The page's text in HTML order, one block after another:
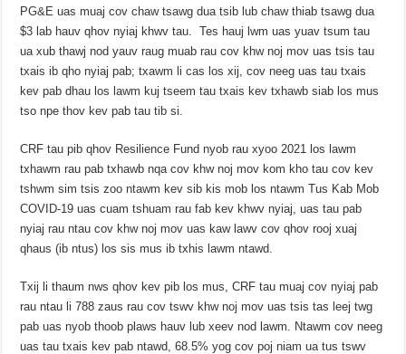
PG&E uas muaj cov chaw tsawg dua tsib lub chaw thiab tsawg dua
$3 lab hauv qhov nyiaj khwv tau. Tes hauj lwm uas yuav tsum tau
ua xub thawj nod yauv raug muab rau cov khw noj mov uas tsis tau
txais ib qho nyiaj pab; txawm li cas los xij, cov neeg uas tau txais
kev pab dhau los lawm kuj tseem tau txais kev txhawb siab los mus
tso npe thov kev pab tau tib si.
CRF tau pib qhov Resilience Fund nyob rau xyoo 2021 los lawm
txhawm rau pab txhawb nqa cov khw noj mov kom kho tau cov kev
tshwm sim tsis zoo ntawm kev sib kis mob los ntawm Tus Kab Mob
COVID-19 uas cuam tshuam rau fab kev khwv nyiaj, uas tau pab
nyiaj rau ntau cov khw noj mov uas kaw lawv cov qhov rooj xuaj
qhaus (ib ntus) los sis mus ib txhis lawm ntawd.
Txij li thaum nws qhov kev pib los mus, CRF tau muaj cov nyiaj pab
rau ntau li 788 zaus rau cov tswv khw noj mov uas tsis tas leej twg
pab uas nyob thoob plaws hauv lub xeev nod lawm. Ntawm cov neeg
uas tau txais kev pab ntawd, 68.5% yog cov poj niam ua tus tswv